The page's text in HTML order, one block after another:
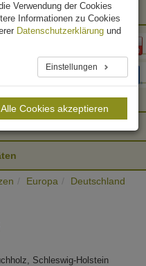
Europa
Deutschland
Schleswig-Holstein
Verwendung der Cookies
Informationen zu Cookies
Datenschutzerklärung und
Einstellungen
Alle Cookies akzeptieren